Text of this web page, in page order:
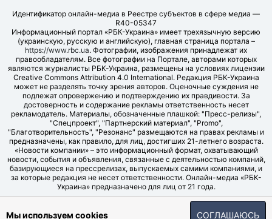
Идентификатор онлайн-медиа в Реестре субъектов в сфере медиа —
R40-05347
Информационный портал «РБК-Украина» имеет трехязычную версию
(украинскую, русскую и английскую), главная страница портала –
https://www.rbc.ua. Фотографии, изображения принадлежат их
правообладателям. Все фотографии на Портале, авторами которых
являются журналисты РБК-Украина, размещены на условиях лицензии
Creative Commons Attribution 4.0 International. Редакция РБК-Украина
может не разделять точку зрения авторов. Оценочные суждения не
подлежат опровержению и подтверждению их правдивости. За
достоверность и содержание рекламы ответственность несет
рекламодатель. Материалы, обозначенные плашкой: "Пресс-релизы",
"Спецпроект", "Партнерский материал", "Promo",
"Благотворительность", "Резонанс" размещаются на правах рекламы и
предназначены, как правило, для лиц, достигших 21-летнего возраста.
«Новости компании» – это информационный формат, охватывающий
новости, события и объявления, связанные с деятельностью компаний,
базирующиеся на прессрелизах, выпускаемых самими компаниями, и
за которые редакция не несет ответственности. Онлайн-медиа «РБК-
Украина» предназначено для лиц от 21 года.
© LLC "UBT MEDIA", 2006-2026.
Мы используем cookies СОГЛАШАЮСЬ